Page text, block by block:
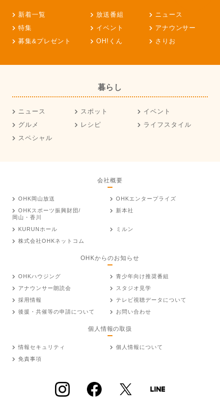
新着一覧 放送番組
ニュース
特集
イベント
アナウンサー
募集&プレゼント
OH!くん さりお
暮らし
ニュース スポット
イベント
グルメ
レシピ
ライフスタイル
スペシャル
会社概要
OHK岡山放送
OHKエンタープライズ
OHKスポーツ振興財団/
岡山・香川
新本社
KURUNホール
ミルン
株式会社OHKネットコム
OHKからのお知らせ
OHKハウジング
青少年向け推奨番組
アナウンサー朗読会
スタジオ見学
採用情報
テレビ視聴データについて
後援・共催等の申請について
お問い合わせ
個人情報の取扱
情報セキュリティ
個人情報について
免責事項